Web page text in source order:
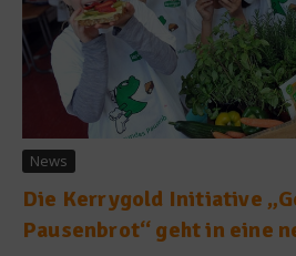
News
Die Kerrygold Initiative
Pausenbrot“ geht in eine